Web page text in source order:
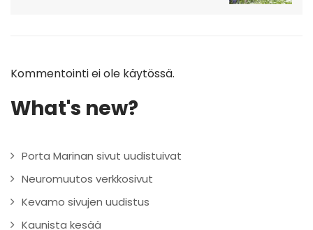
Kommentointi ei ole käytössä.
What's new?
Porta Marinan sivut uudistuivat
Neuromuutos verkkosivut
Kevamo sivujen uudistus
Kaunista kesää